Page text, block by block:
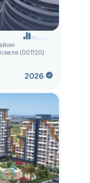
(001120)
2026